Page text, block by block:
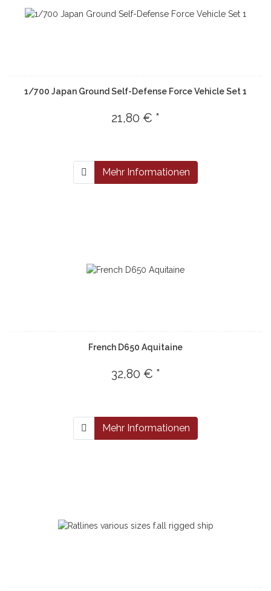
1/700 Japan Ground Self-Defense Force Vehicle Set 1
21,80 € *
Mehr Informationen
French D650 Aquitaine
32,80 € *
Mehr Informationen